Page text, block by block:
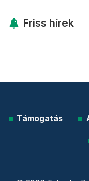
Friss hírek
Támogatás